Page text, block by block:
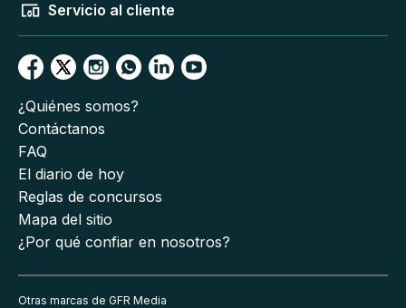
Servicio al cliente
¿Quiénes somos?
Contáctanos
FAQ
El diario de hoy
Reglas de concursos
Mapa del sitio
¿Por qué confiar en nosotros?
Otras marcas de GFR Media